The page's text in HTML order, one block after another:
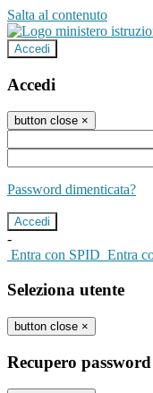
Salta al contenuto
Accedi
Accedi
button close ×
Password dimenticata?
-
Entra con SPID Entra
Seleziona utente
button close ×
Recupero password